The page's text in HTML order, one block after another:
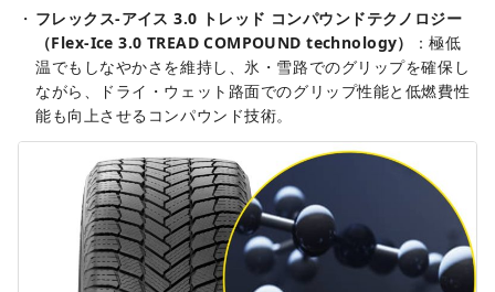
フレックス-アイス 3.0 トレッド コンパウンドテクノロジー
（Flex-Ice 3.0 TREAD COMPOUND technology）
：極低
温でもしなやかさを維持し、氷・雪路でのグリップを確保し
ながら、ドライ・ウェット路面でのグリップ性能と低燃費性
能も向上させるコンパウンド技術。